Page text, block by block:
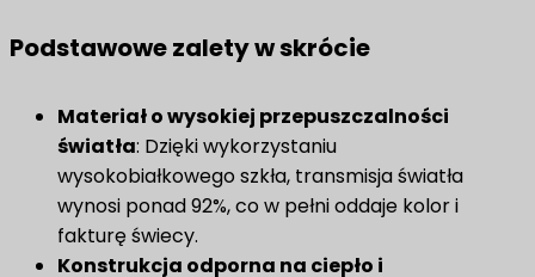
Podstawowe zalety w skrócie
Materiał o wysokiej przepuszczalności
światła: Dzięki wykorzystaniu
wysokobiałkowego szkła, transmisja światła
wynosi ponad 92%, co w pełni oddaje kolor i
fakturę świecy.
Konstrukcja odporna na ciepło i